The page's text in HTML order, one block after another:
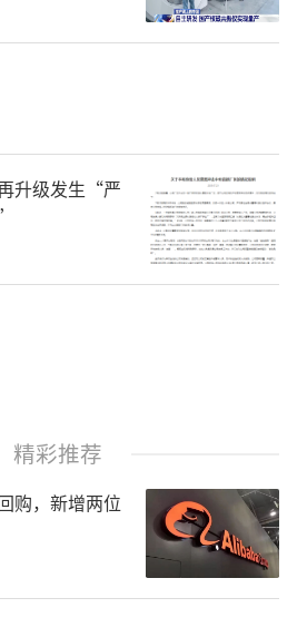
全凭空虚构出来的。
及产品的流通来实现。金
根据已有生产关系和生产
来所能够产生的社会价值
并通过交易来实现价值转
律之一：一件金融产品离
越大。回溯上个世纪二三
的两次世界经济危机，一个
融的“脱实向虚”。譬如
升级发生“严
精彩推荐
购，新增两位